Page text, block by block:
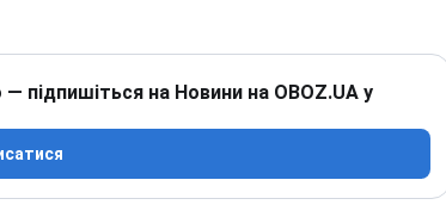
підпишіться на Новини на OBOZ.UA у